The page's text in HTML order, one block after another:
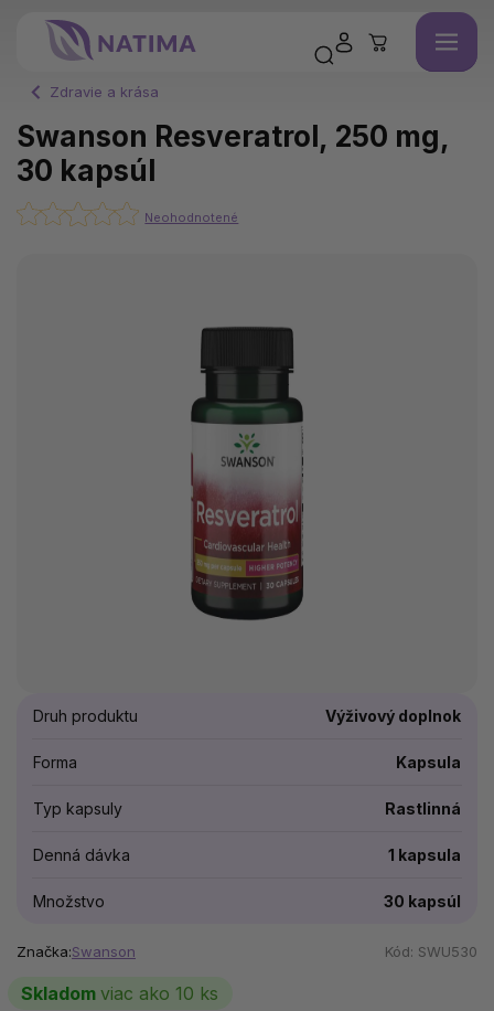
Zdravie a krása
Swanson Resveratrol, 250 mg,
30 kapsúl
Neohodnotené
Značka:Swanson Kód: SWU530
Druh produktu Výživový doplnok
Forma Kapsula
Typ kapsuly Rastlinná
Denná dávka 1 kapsula
Množstvo 30 kapsúl
Skladom viac ako 10 ks